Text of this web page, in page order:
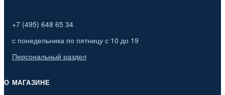
+7 (495) 648 65 34
с понедельника по пятницу с 10 до 19
Персональный раздел
О МАГАЗИНЕ